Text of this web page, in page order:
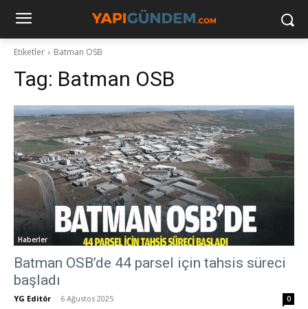
Etiketler Batman OSB
Tag: Batman OSB
Haberler
Batman OSB’de 44 parsel için tahsis süreci
başladı
YG Editör - 6 Ağustos 2025 0